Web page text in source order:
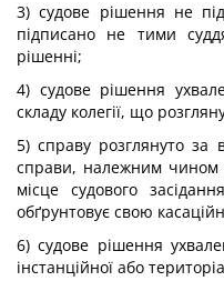
3) судове рішення не
підписано не тими
рішенні;
4) судове рішення
складу колегії, що
5) справу розглянуто за
справи, належним чином
місце судового
обґрунтовує свою
6) судове рішення
інстанційної або